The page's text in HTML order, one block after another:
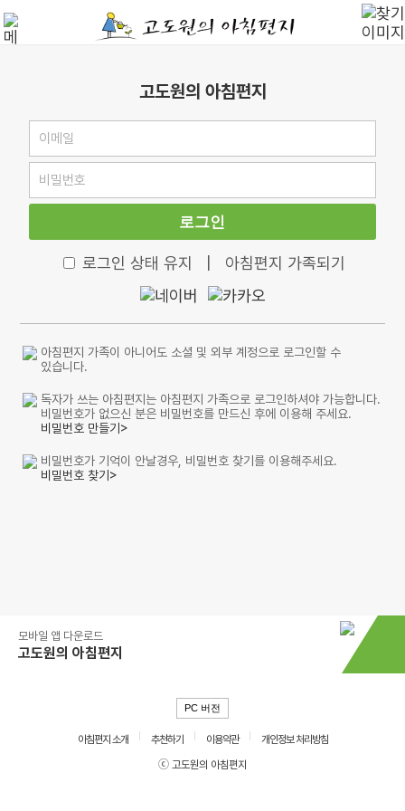
고도원의 아침편지
로그인
로그인 상태 유지 아침편지 가족되기
아침편지 가족이 아니어도 소셜 및 외부 계정으로 로그인할 수
있습니다.
독자가 쓰는 아침편지는 아침편지 가족으로 로그인하셔야 가능합니다.
비밀번호가 없으신 분은 비밀번호를 만드신 후에 이용해 주세요.
비밀번호 만들기>
비밀번호가 기억이 안날경우, 비밀번호 찾기를 이용해주세요.
비밀번호 찾기>
모바일 앱 다운로드
고도원의 아침편지
PC 버전
아침편지 소개 추천하기 이용약관
개인정보 처리방침
ⓒ 고도원의 아침편지